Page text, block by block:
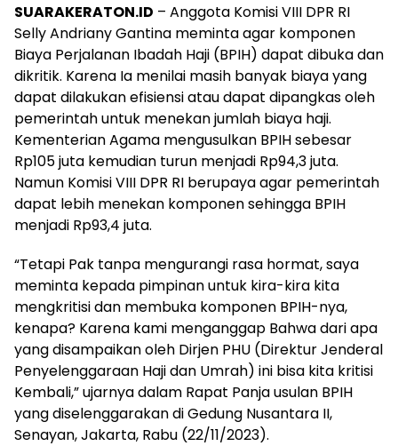
SUARAKERATON.ID – Anggota Komisi VIII DPR RI
Selly Andriany Gantina meminta agar komponen
Biaya Perjalanan Ibadah Haji (BPIH) dapat dibuka dan
dikritik. Karena Ia menilai masih banyak biaya yang
dapat dilakukan efisiensi atau dapat dipangkas oleh
pemerintah untuk menekan jumlah biaya haji.
Kementerian Agama mengusulkan BPIH sebesar
Rp105 juta kemudian turun menjadi Rp94,3 juta.
Namun Komisi VIII DPR RI berupaya agar pemerintah
dapat lebih menekan komponen sehingga BPIH
menjadi Rp93,4 juta.
“Tetapi Pak tanpa mengurangi rasa hormat, saya
meminta kepada pimpinan untuk kira-kira kita
mengkritisi dan membuka komponen BPIH-nya,
kenapa? Karena kami menganggap Bahwa dari apa
yang disampaikan oleh Dirjen PHU (Direktur Jenderal
Penyelenggaraan Haji dan Umrah) ini bisa kita kritisi
Kembali,” ujarnya dalam Rapat Panja usulan BPIH
yang diselenggarakan di Gedung Nusantara II,
Senayan, Jakarta, Rabu (22/11/2023).